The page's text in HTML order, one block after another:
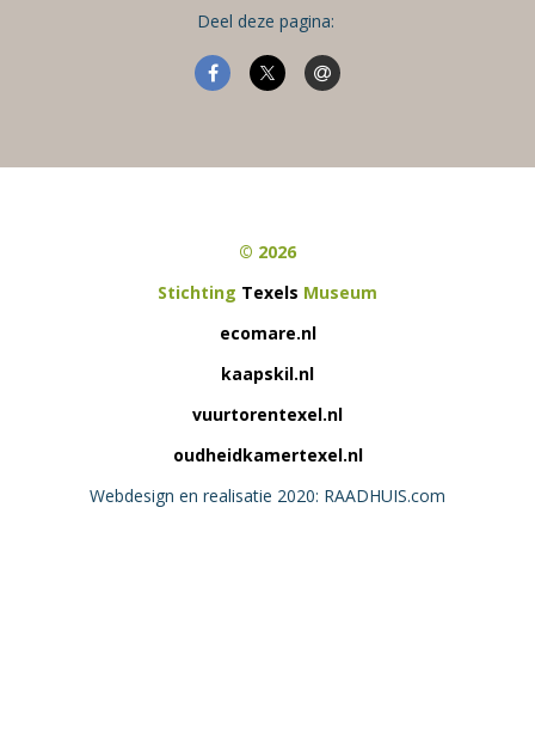
Deel deze pagina:
© 2026
Stichting Texels Museum
ecomare.nl
kaapskil.nl
vuurtorentexel.nl
oudheidkamertexel.nl
Webdesign en realisatie 2020: RAADHUIS.com